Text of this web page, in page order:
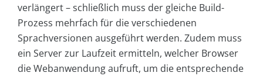
verlängert – schließlich muss der gleiche Build-
Prozess mehrfach für die verschiedenen
Sprachversionen ausgeführt werden. Zudem muss
ein Server zur Laufzeit ermitteln, welcher Browser
die Webanwendung aufruft, um die entsprechende